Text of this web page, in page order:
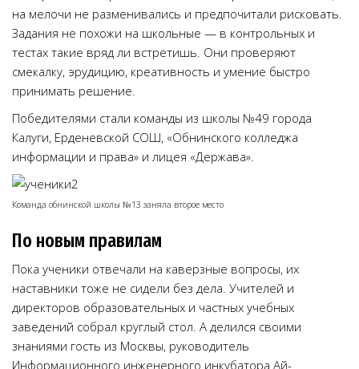
на мелочи не разменивались и предпочитали рисковать.
Задания не похожи на школьные — в контрольных и
тестах такие вряд ли встретишь. Они проверяют
смекалку, эрудицию, креативность и умение быстро
принимать решение.
Победителями стали команды из школы №49 города
Калуги, Ерденевской СОШ, «Обнинского колледжа
информации и права» и лицея «Держава».
Команда обнинской школы №13 заняла второе место
По новым правилам
Пока ученики отвечали на каверзные вопросы, их
наставники тоже не сидели без дела. Учителей и
директоров образовательных и частных учебных
заведений собрал круглый стол. А делился своими
знаниями гость из Москвы, руководитель
Информационного инженерного инкубатора Ай-